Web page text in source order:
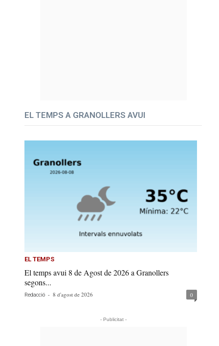
EL TEMPS A GRANOLLERS AVUI
EL TEMPS
El temps avui 8 de Agost de 2026 a Granollers
segons...
Redacció - 8 d'agost de 2026 0
- Publicitat -